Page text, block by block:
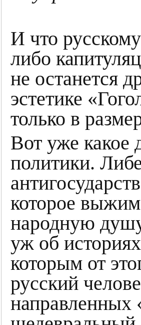
И что
либо
не останется
эстетике
только в
Вот уже какое
политики.
которое
народную
уж об
которым от
русский
направленных